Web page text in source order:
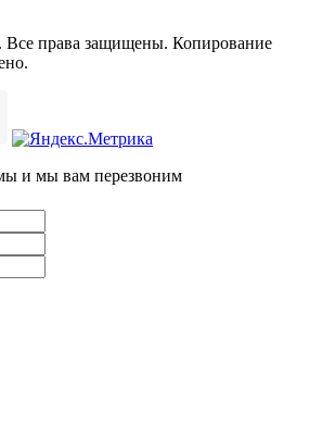
права защищены. Копирование
и мы вам перезвоним